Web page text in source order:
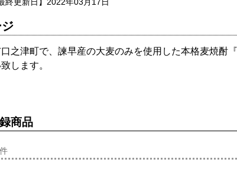
之津町で、諫早産の大麦のみを使用した本格麦焼酎
します。
商品
件